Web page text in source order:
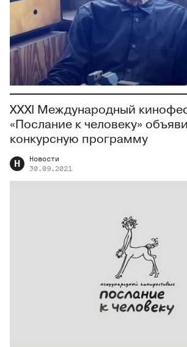
XXXI Международный
«Послание к человеку»
конкурсную программу
Н
Новости
30.09.2021